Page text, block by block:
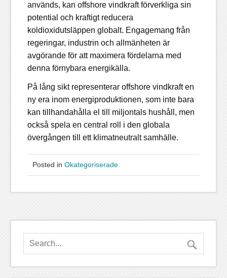
används, kan offshore vindkraft förverkliga sin
potential och kraftigt reducera
koldioxidutsläppen globalt. Engagemang från
regeringar, industrin och allmänheten är
avgörande för att maximera fördelarna med
denna förnybara energikälla.
På lång sikt representerar offshore vindkraft en
ny era inom energiproduktionen, som inte bara
kan tillhandahålla el till miljontals hushåll, men
också spela en central roll i den globala
övergången till ett klimatneutralt samhälle.
Posted in Okategoriserade